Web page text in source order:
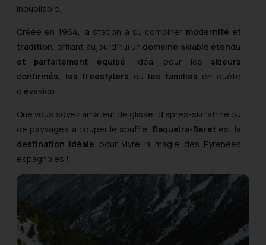
inoubliable.
Créée en 1964, la station a su combiner modernité et
tradition, offrant aujourd’hui un domaine skiable étendu
et parfaitement équipé, idéal pour les skieurs
confirmés, les freestylers ou les familles en quête
d’évasion.
Que vous soyez amateur de glisse, d’après-ski raffiné ou
de paysages à couper le souffle, Baqueira-Beretest la
destination idéale pour vivre la magie des Pyrénées
espagnoles !